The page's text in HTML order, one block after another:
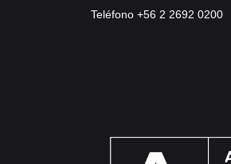
Teléfono +56 2 2692 0200